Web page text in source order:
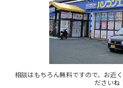
相談はもちろん無料ですので、お近
ださいね